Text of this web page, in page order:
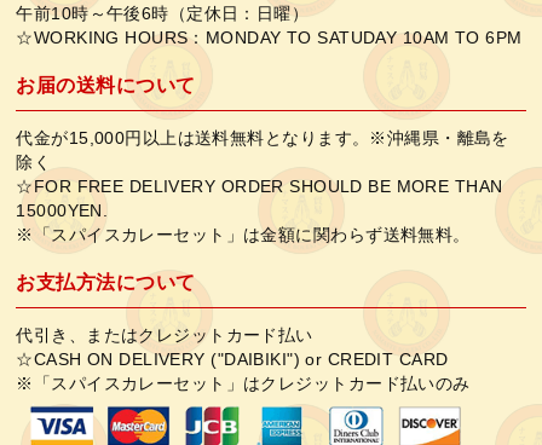
午前10時～午後6時（定休日：日曜）
☆WORKING HOURS：MONDAY TO SATUDAY 10AM TO 6PM
お届の送料について
代金が15,000円以上は送料無料となります。※沖縄県・離島を
除く
☆FOR FREE DELIVERY ORDER SHOULD BE MORE THAN
15000YEN.
※「スパイスカレーセット」は金額に関わらず送料無料。
お支払方法について
代引き、またはクレジットカード払い
☆CASH ON DELIVERY ("DAIBIKI") or CREDIT CARD
※「スパイスカレーセット」はクレジットカード払いのみ